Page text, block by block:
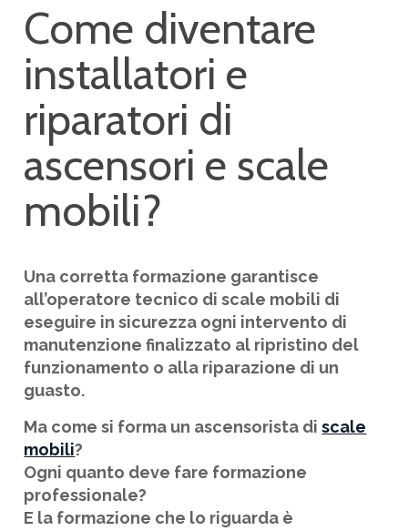
Come diventare
installatori e
riparatori di
ascensori e scale
mobili?
Una corretta formazione garantisce
all’operatore tecnico di scale mobili di
eseguire in sicurezza ogni intervento di
manutenzione finalizzato al ripristino del
funzionamento o alla riparazione di un
guasto.
Ma come si forma un ascensorista discale
mobili?
Ogni quanto deve fare formazione
professionale?
E la formazione che lo riguarda è